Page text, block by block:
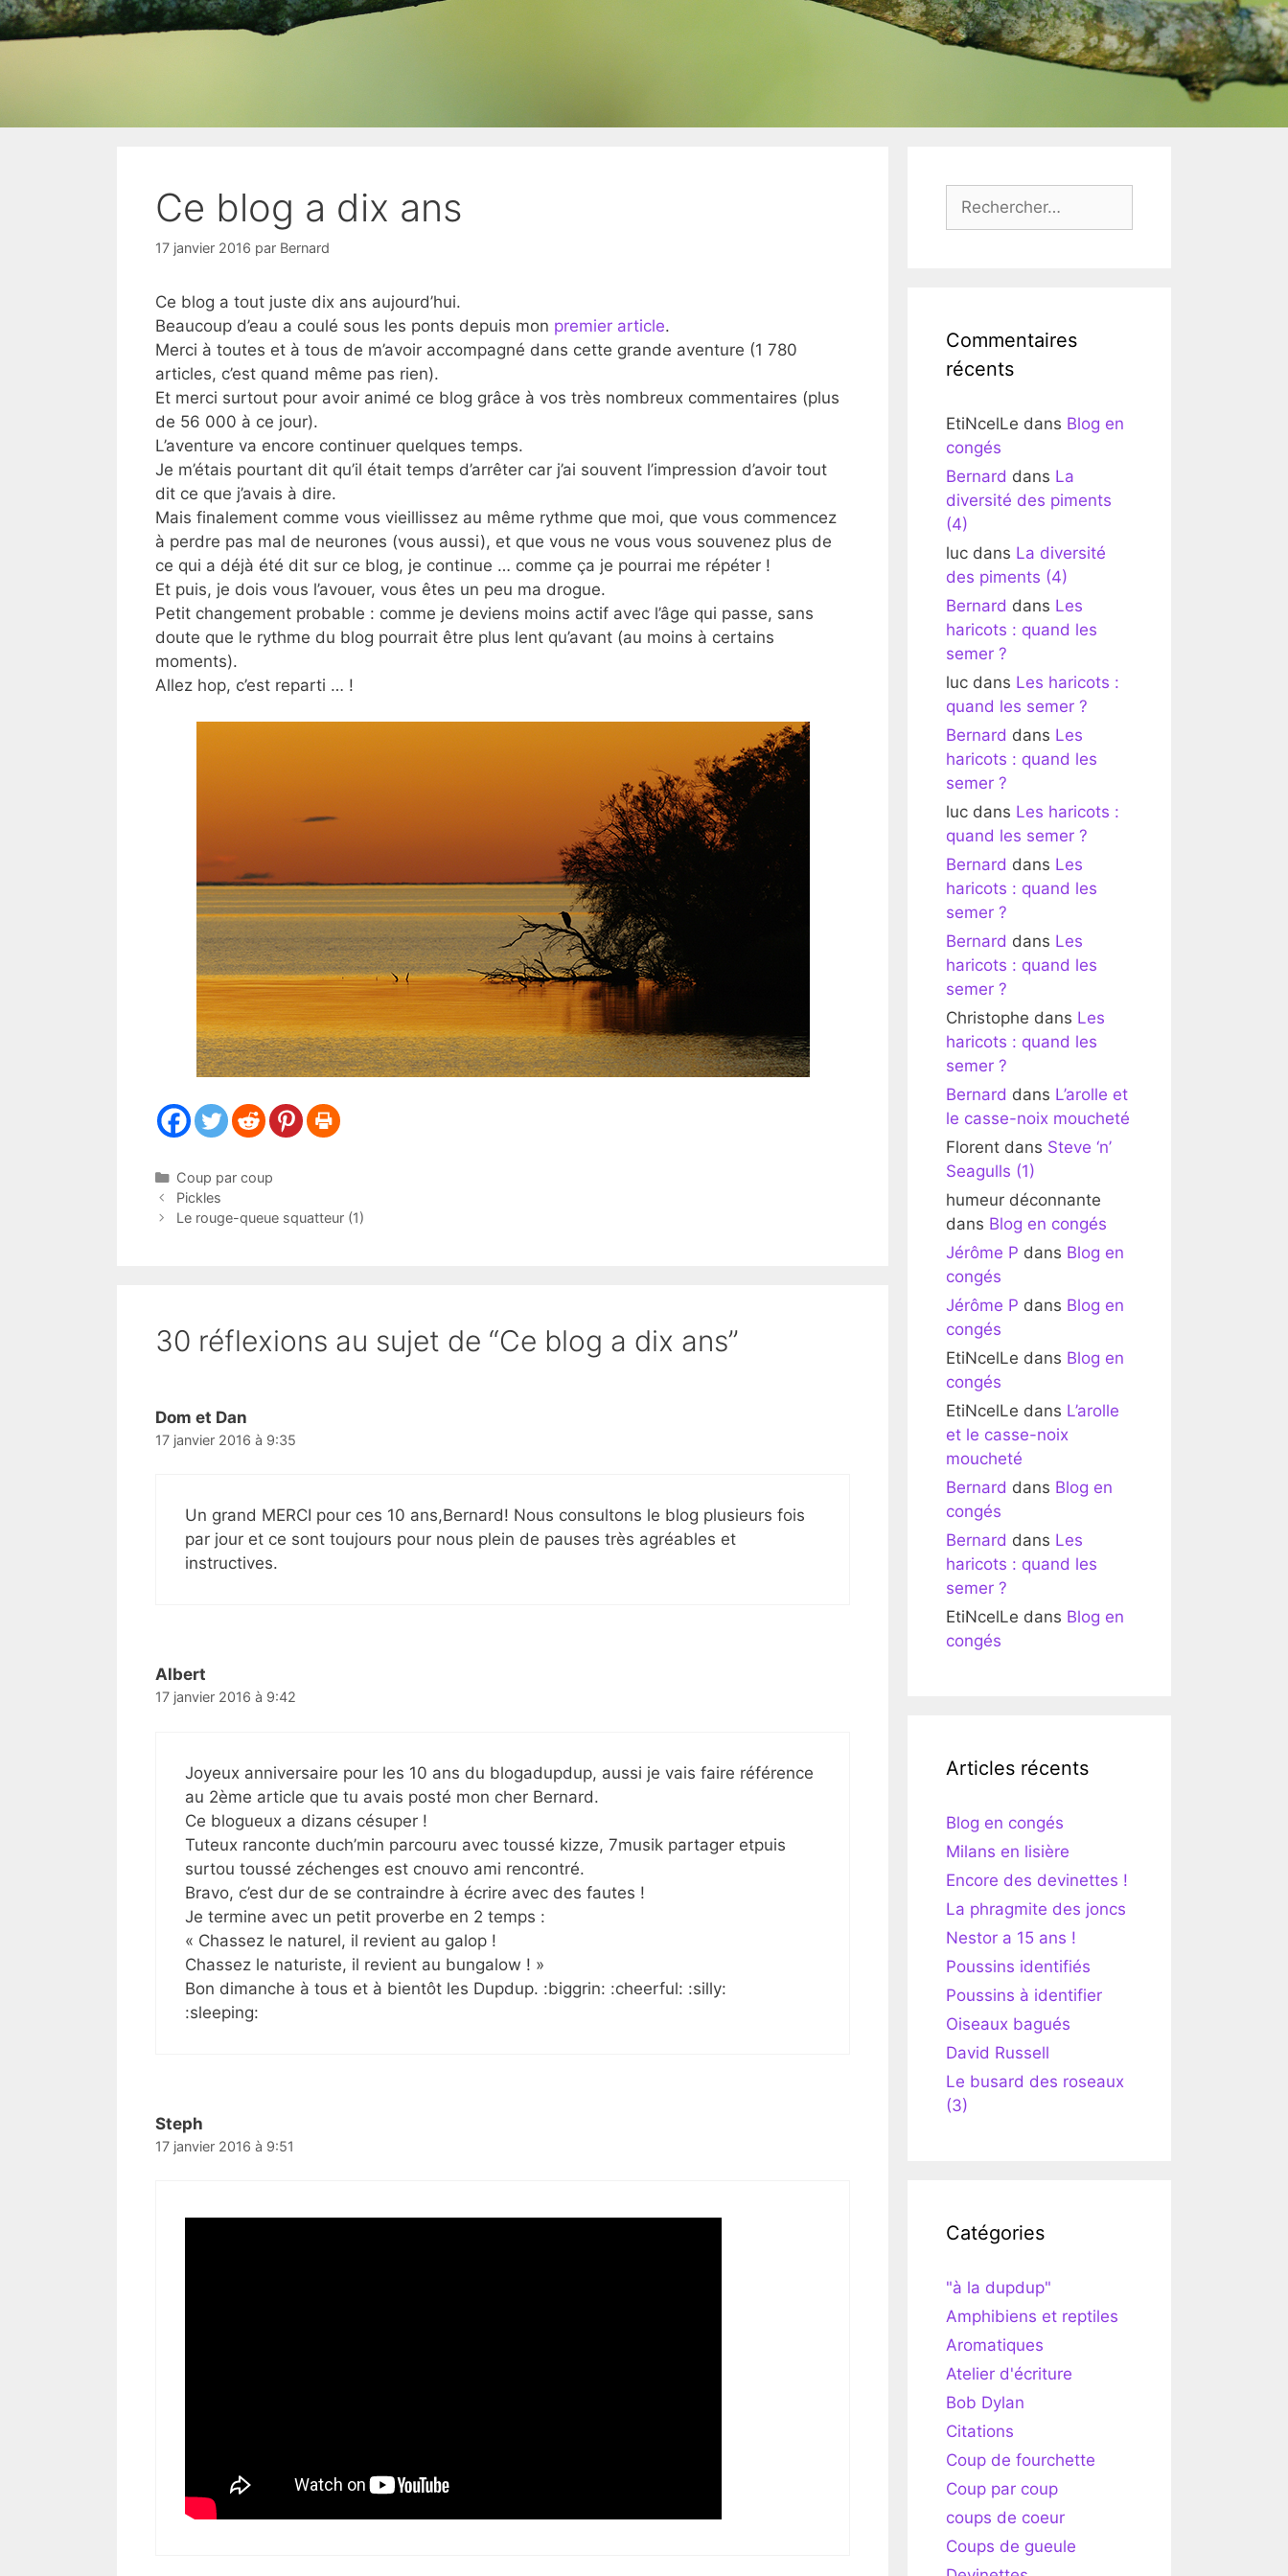
Ce blog a dix ans
17 janvier 2016 par Bernard
Ce blog a tout juste dix ans aujourd’hui.
Beaucoup d’eau a coulé sous les ponts depuis mon premier article.
Merci à toutes et à tous de m’avoir accompagné dans cette grande aventure (1 780
articles, c’est quand même pas rien).
Et merci surtout pour avoir animé ce blog grâce à vos très nombreux commentaires (plus
de 56 000 à ce jour).
L’aventure va encore continuer quelques temps.
Je m’étais pourtant dit qu’il était temps d’arrêter car j’ai souvent l’impression d’avoir tout
dit ce que j’avais à dire.
Mais finalement comme vous vieillissez au même rythme que moi, que vous commencez
à perdre pas mal de neurones (vous aussi), et que vous ne vous vous souvenez plus de
ce qui a déjà été dit sur ce blog, je continue … comme ça je pourrai me répéter !
Et puis, je dois vous l’avouer, vous êtes un peu ma drogue.
Petit changement probable : comme je deviens moins actif avec l’âge qui passe, sans
doute que le rythme du blog pourrait être plus lent qu’avant (au moins à certains
moments).
Allez hop, c’est reparti … !
Catégories
Coup par coup
Pickles
Le rouge-queue squatteur (1)
30 réflexions au sujet de “Ce blog a dix ans”
Dom et Dan
17 janvier 2016 à 9:35
Un grand MERCI pour ces 10 ans,Bernard! Nous consultons le blog plusieurs fois
par jour et ce sont toujours pour nous plein de pauses très agréables et
instructives.
Albert
17 janvier 2016 à 9:42
Joyeux anniversaire pour les 10 ans du blogadupdup, aussi je vais faire référence
au 2ème article que tu avais posté mon cher Bernard.
Ce blogueux a dizans césuper !
Tuteux ranconte duch’min parcouru avec toussé kizze, 7musik partager etpuis
surtou toussé zéchenges est cnouvo ami rencontré.
Bravo, c’est dur de se contraindre à écrire avec des fautes !
Je termine avec un petit proverbe en 2 temps :
« Chassez le naturel, il revient au galop !
Chassez le naturiste, il revient au bungalow ! »
Bon dimanche à tous et à bientôt les Dupdup. :biggrin: :cheerful: :silly:
:sleeping:
Steph
17 janvier 2016 à 9:51
Commentaires
récents
EtiNcelLe dans Blog en
congés
Bernard dans La
diversité des piments
(4)
luc dans La diversité
des piments (4)
Bernard dans Les
haricots : quand les
semer ?
luc dans Les haricots :
quand les semer ?
Bernard dans Les
haricots : quand les
semer ?
luc dans Les haricots :
quand les semer ?
Bernard dans Les
haricots : quand les
semer ?
Bernard dans Les
haricots : quand les
semer ?
Christophe dans Les
haricots : quand les
semer ?
Bernard dans L’arolle et
le casse-noix moucheté
Florent dans Steve ‘n’
Seagulls (1)
humeur déconnante
dans Blog en congés
Jérôme P dans Blog en
congés
Jérôme P dans Blog en
congés
EtiNcelLe dans Blog en
congés
EtiNcelLe dans L’arolle
et le casse-noix
moucheté
Bernard dans Blog en
congés
Bernard dans Les
haricots : quand les
semer ?
EtiNcelLe dans Blog en
congés
Articles récents
Blog en congés
Milans en lisière
Encore des devinettes !
La phragmite des joncs
Nestor a 15 ans !
Poussins identifiés
Poussins à identifier
Oiseaux bagués
David Russell
Le busard des roseaux
(3)
Catégories
"à la dupdup"
Amphibiens et reptiles
Aromatiques
Atelier d'écriture
Bob Dylan
Citations
Coup de fourchette
Coup par coup
coups de coeur
Coups de gueule